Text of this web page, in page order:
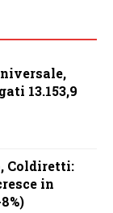
13.153,9
Coldiretti:
in